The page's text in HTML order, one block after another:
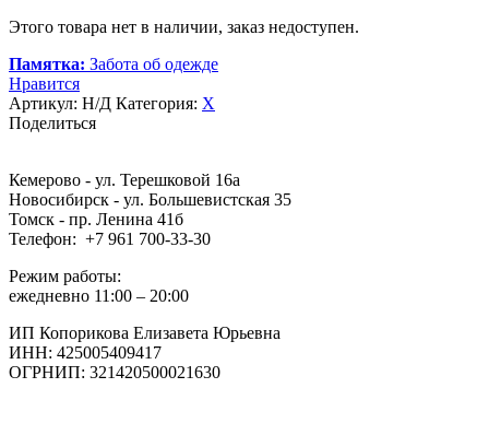
Этого товара нет в наличии, заказ недоступен.
Памятка: Забота об одежде
Нравится
Артикул: Н/Д Категория: Х
Поделиться
Кемерово - ул. Терешковой 16а
Новосибирск - ул. Большевистская 35
Томск - пр. Ленина 41б
Телефон: +7 961 700-33-30
Режим работы:
ежедневно 11:00 – 20:00
ИП Копорикова Елизавета Юрьевна
ИНН: 425005409417
ОГРНИП: 321420500021630